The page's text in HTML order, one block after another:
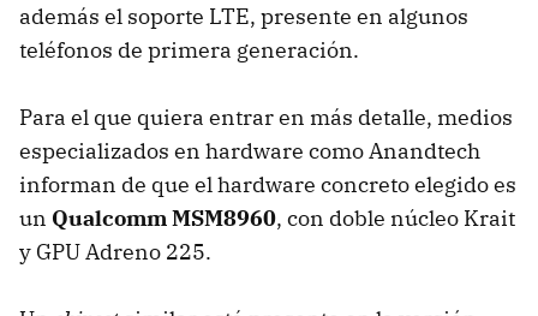
además el soporte LTE, presente en algunos
teléfonos de primera generación.
Para el que quiera entrar en más detalle, medios
especializados en hardware como Anandtech
informan de que el hardware concreto elegido es
un Qualcomm MSM8960, con doble núcleo Krait
y GPU Adreno 225.